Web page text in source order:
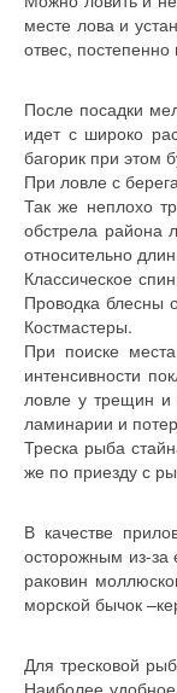
месте лова и
отвес, постепенно
После посадки
идет с широко
багорик при этом
При ловле с
Так же неплохо
обстрела района
относительно
Классическое
Проводка блесны
Костмастеры.
При поиске
интенсивности
ловле у трещин и
ламинарии и
Треска рыба
же по приезду с
В качестве
осторожным из-за
раковин
морской бычок
Для тресковой